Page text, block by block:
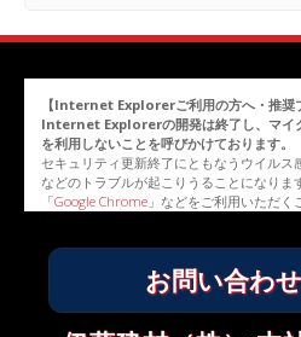
【Internet Explorerご利用の方へ・推奨
Internet Explorerの開発は終了し、マ
を利用しないことを呼びかけております。
セキュリティ更新終了にともなうウイル
などのトラブルが起こりうることになりま
「Google Chrome 」などをご利用いただく
お問い合わ